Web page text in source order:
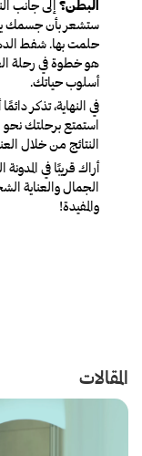
البطن؟إلى جانب
ستشعر بأن جسمك
حلمت بها. شفط
هو خطوة في رحلة
أسلوب حياتك.
في النهاية، تذكر
استمتع برحلتك نحو
النتائج من خلال
أراك قريبًا في
الجمال والعناية
والمفيدة!
المقالات